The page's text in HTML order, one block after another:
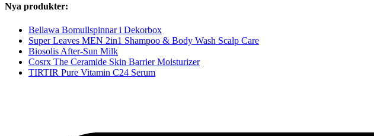
Nya produkter:
Bellawa Bomullspinnar i Dekorbox
Super Leaves MEN 2in1 Shampoo & Body Wash Scalp Care
Biosolis After-Sun Milk
Cosrx The Ceramide Skin Barrier Moisturizer
TIRTIR Pure Vitamin C24 Serum